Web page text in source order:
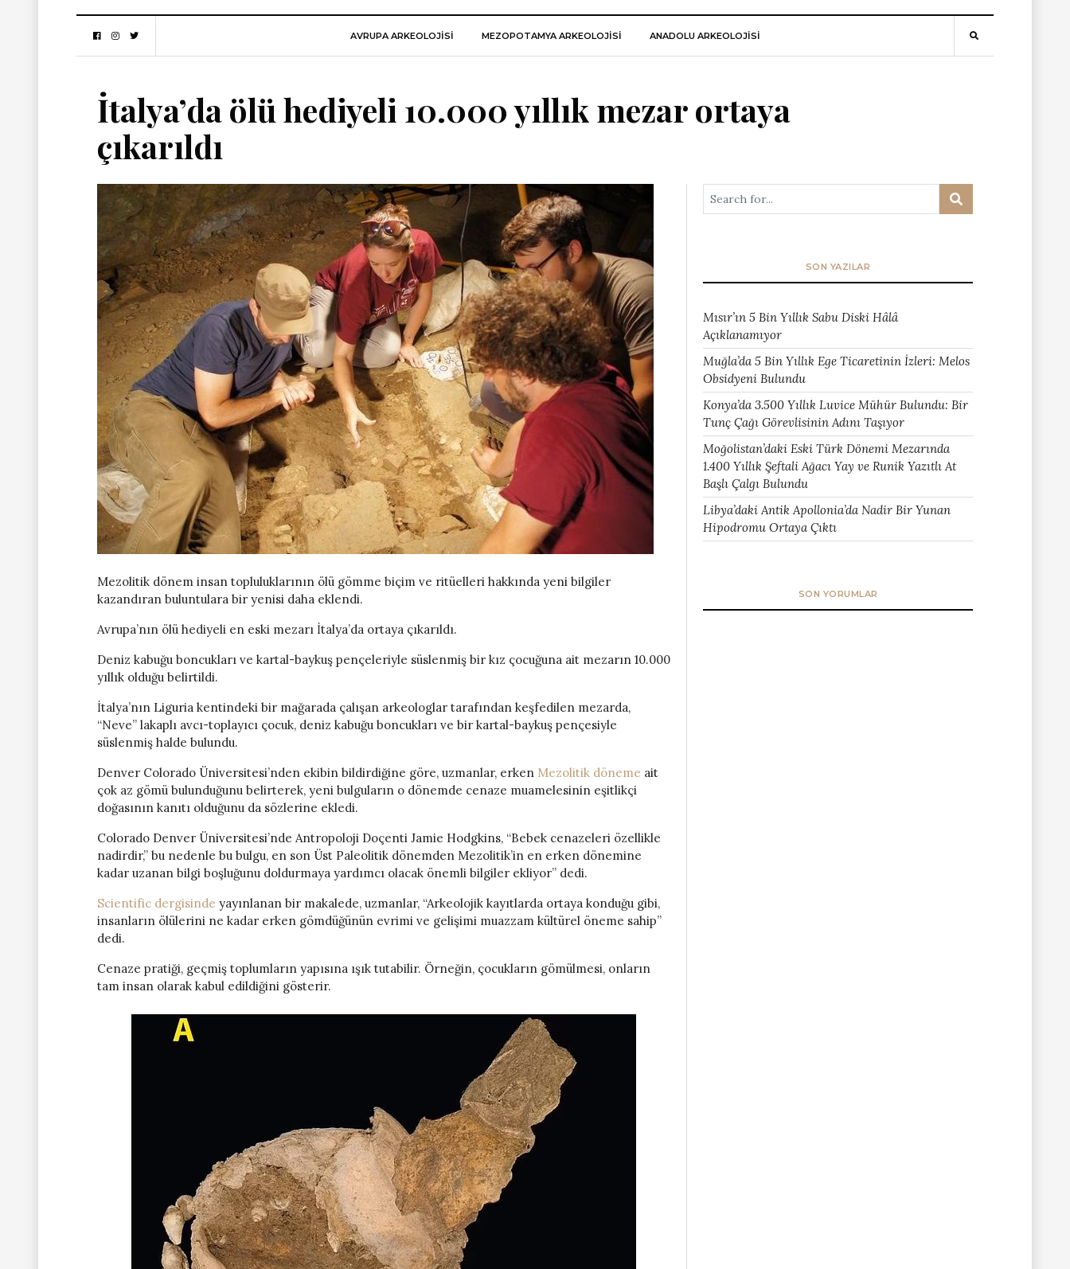
AVRUPA ARKEOLOJISI MEZOPOTAMYA ARKEOLOJISI ANADOLU ARKEOLOJİSİ
İtalya’da ölü hediyeli 10.000 yıllık mezar ortaya
çıkarıldı
Mezolitik dönem insan topluluklarının ölü gömme biçim ve ritüelleri hakkında yeni bilgiler
kazandıran buluntulara bir yenisi daha eklendi.
Avrupa’nın ölü hediyeli en eski mezarı İtalya’da ortaya çıkarıldı.
Deniz kabuğu boncukları ve kartal-baykuş pençeleriyle süslenmiş bir kız çocuğuna ait mezarın 10.000
yıllık olduğu belirtildi.
İtalya’nın Liguria kentindeki bir mağarada çalışan arkeologlar tarafından keşfedilen mezarda,
“Neve” lakaplı avcı-toplayıcı çocuk, deniz kabuğu boncukları ve bir kartal-baykuş pençesiyle
süslenmiş halde bulundu.
Denver Colorado Üniversitesi’nden ekibin bildirdiğine göre, uzmanlar, erken Mezolitik döneme ait
çok az gömü bulunduğunu belirterek, yeni bulguların o dönemde cenaze muamelesinin eşitlikçi
doğasının kanıtı olduğunu da sözlerine ekledi.
Colorado Denver Üniversitesi’nde Antropoloji Doçenti Jamie Hodgkins, “Bebek cenazeleri özellikle
nadirdir,” bu nedenle bu bulgu, en son Üst Paleolitik dönemden Mezolitik’in en erken dönemine
kadar uzanan bilgi boşluğunu doldurmaya yardımcı olacak önemli bilgiler ekliyor” dedi.
Scientific dergisinde yayınlanan bir makalede, uzmanlar, “Arkeolojik kayıtlarda ortaya konduğu gibi,
insanların ölülerini ne kadar erken gömdüğünün evrimi ve gelişimi muazzam kültürel öneme sahip”
dedi.
Cenaze pratiği, geçmiş toplumların yapısına ışık tutabilir. Örneğin, çocukların gömülmesi, onların
tam insan olarak kabul edildiğini gösterir.
SON YAZILAR
Mısır’ın 5 Bin Yıllık Sabu Diski Hâlâ
Açıklanamıyor
Muğla’da 5 Bin Yıllık Ege Ticaretinin İzleri: Melos
Obsidyeni Bulundu
Konya’da 3.500 Yıllık Luvice Mühür Bulundu: Bir
Tunç Çağı Görevlisinin Adını Taşıyor
Moğolistan’daki Eski Türk Dönemi Mezarında
1.400 Yıllık Şeftali Ağacı Yay ve Runik Yazıtlı At
Başlı Çalgı Bulundu
Libya’daki Antik Apollonia’da Nadir Bir Yunan
Hipodromu Ortaya Çıktı
SON YORUMLAR